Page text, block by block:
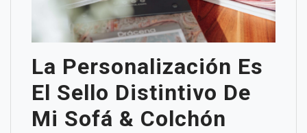
La Personalización Es
El Sello Distintivo De
Mi Sofá & Colchón